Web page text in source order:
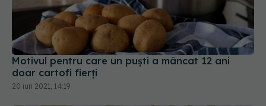
Motivul pentru care un puști a mâncat 12 ani
doar cartofi fierți
20 iun 2021, 14:19